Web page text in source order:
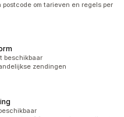
om tarieven en regels per
beschikbaar
zendingen